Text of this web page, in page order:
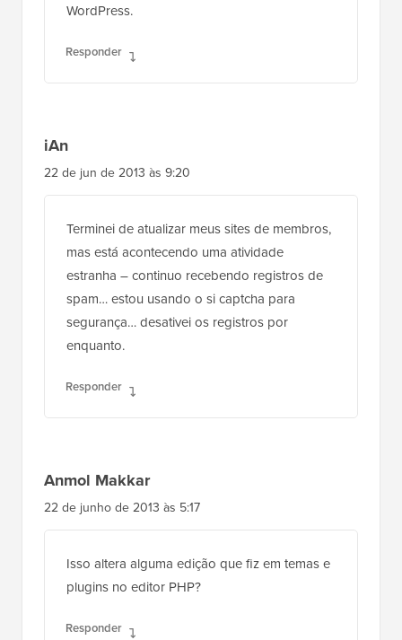
WordPress.
Responder
iAn
22 de jun de 2013 às 9:20
Terminei de atualizar meus sites de membros,
mas está acontecendo uma atividade
estranha – continuo recebendo registros de
spam… estou usando o si captcha para
segurança… desativei os registros por
enquanto.
Responder
Anmol Makkar
22 de junho de 2013 às 5:17
Isso altera alguma edição que fiz em temas e
plugins no editor PHP?
Responder